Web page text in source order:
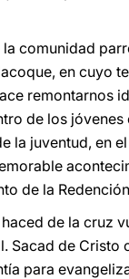
comunidad
en cuyo
remontarnos
de los jóvenes
la juventud, en
de la
de la cruz
Sacad de Cristo
para